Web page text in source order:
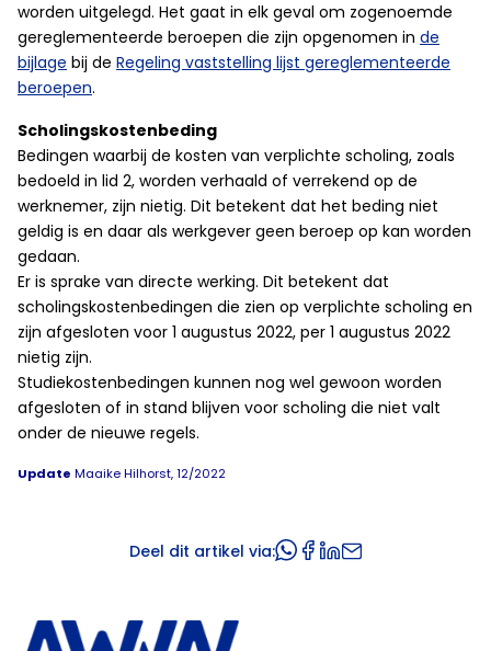
worden uitgelegd. Het gaat in elk geval om zogenoemde
gereglementeerde beroepen die zijn opgenomen in de
bijlage bij de Regeling vaststelling lijst gereglementeerde
beroepen.
Scholingskostenbeding
Bedingen waarbij de kosten van verplichte scholing, zoals
bedoeld in lid 2, worden verhaald of verrekend op de
werknemer, zijn nietig. Dit betekent dat het beding niet
geldig is en daar als werkgever geen beroep op kan worden
gedaan.
Er is sprake van directe werking. Dit betekent dat
scholingskostenbedingen die zien op verplichte scholing en
zijn afgesloten voor 1 augustus 2022, per 1 augustus 2022
nietig zijn.
Studiekostenbedingen kunnen nog wel gewoon worden
afgesloten of in stand blijven voor scholing die niet valt
onder de nieuwe regels.
Update Maaike Hilhorst, 12/2022
Deel dit artikel via: